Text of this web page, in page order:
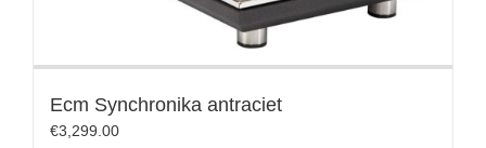
Ecm Synchronika antraciet
€3,299.00